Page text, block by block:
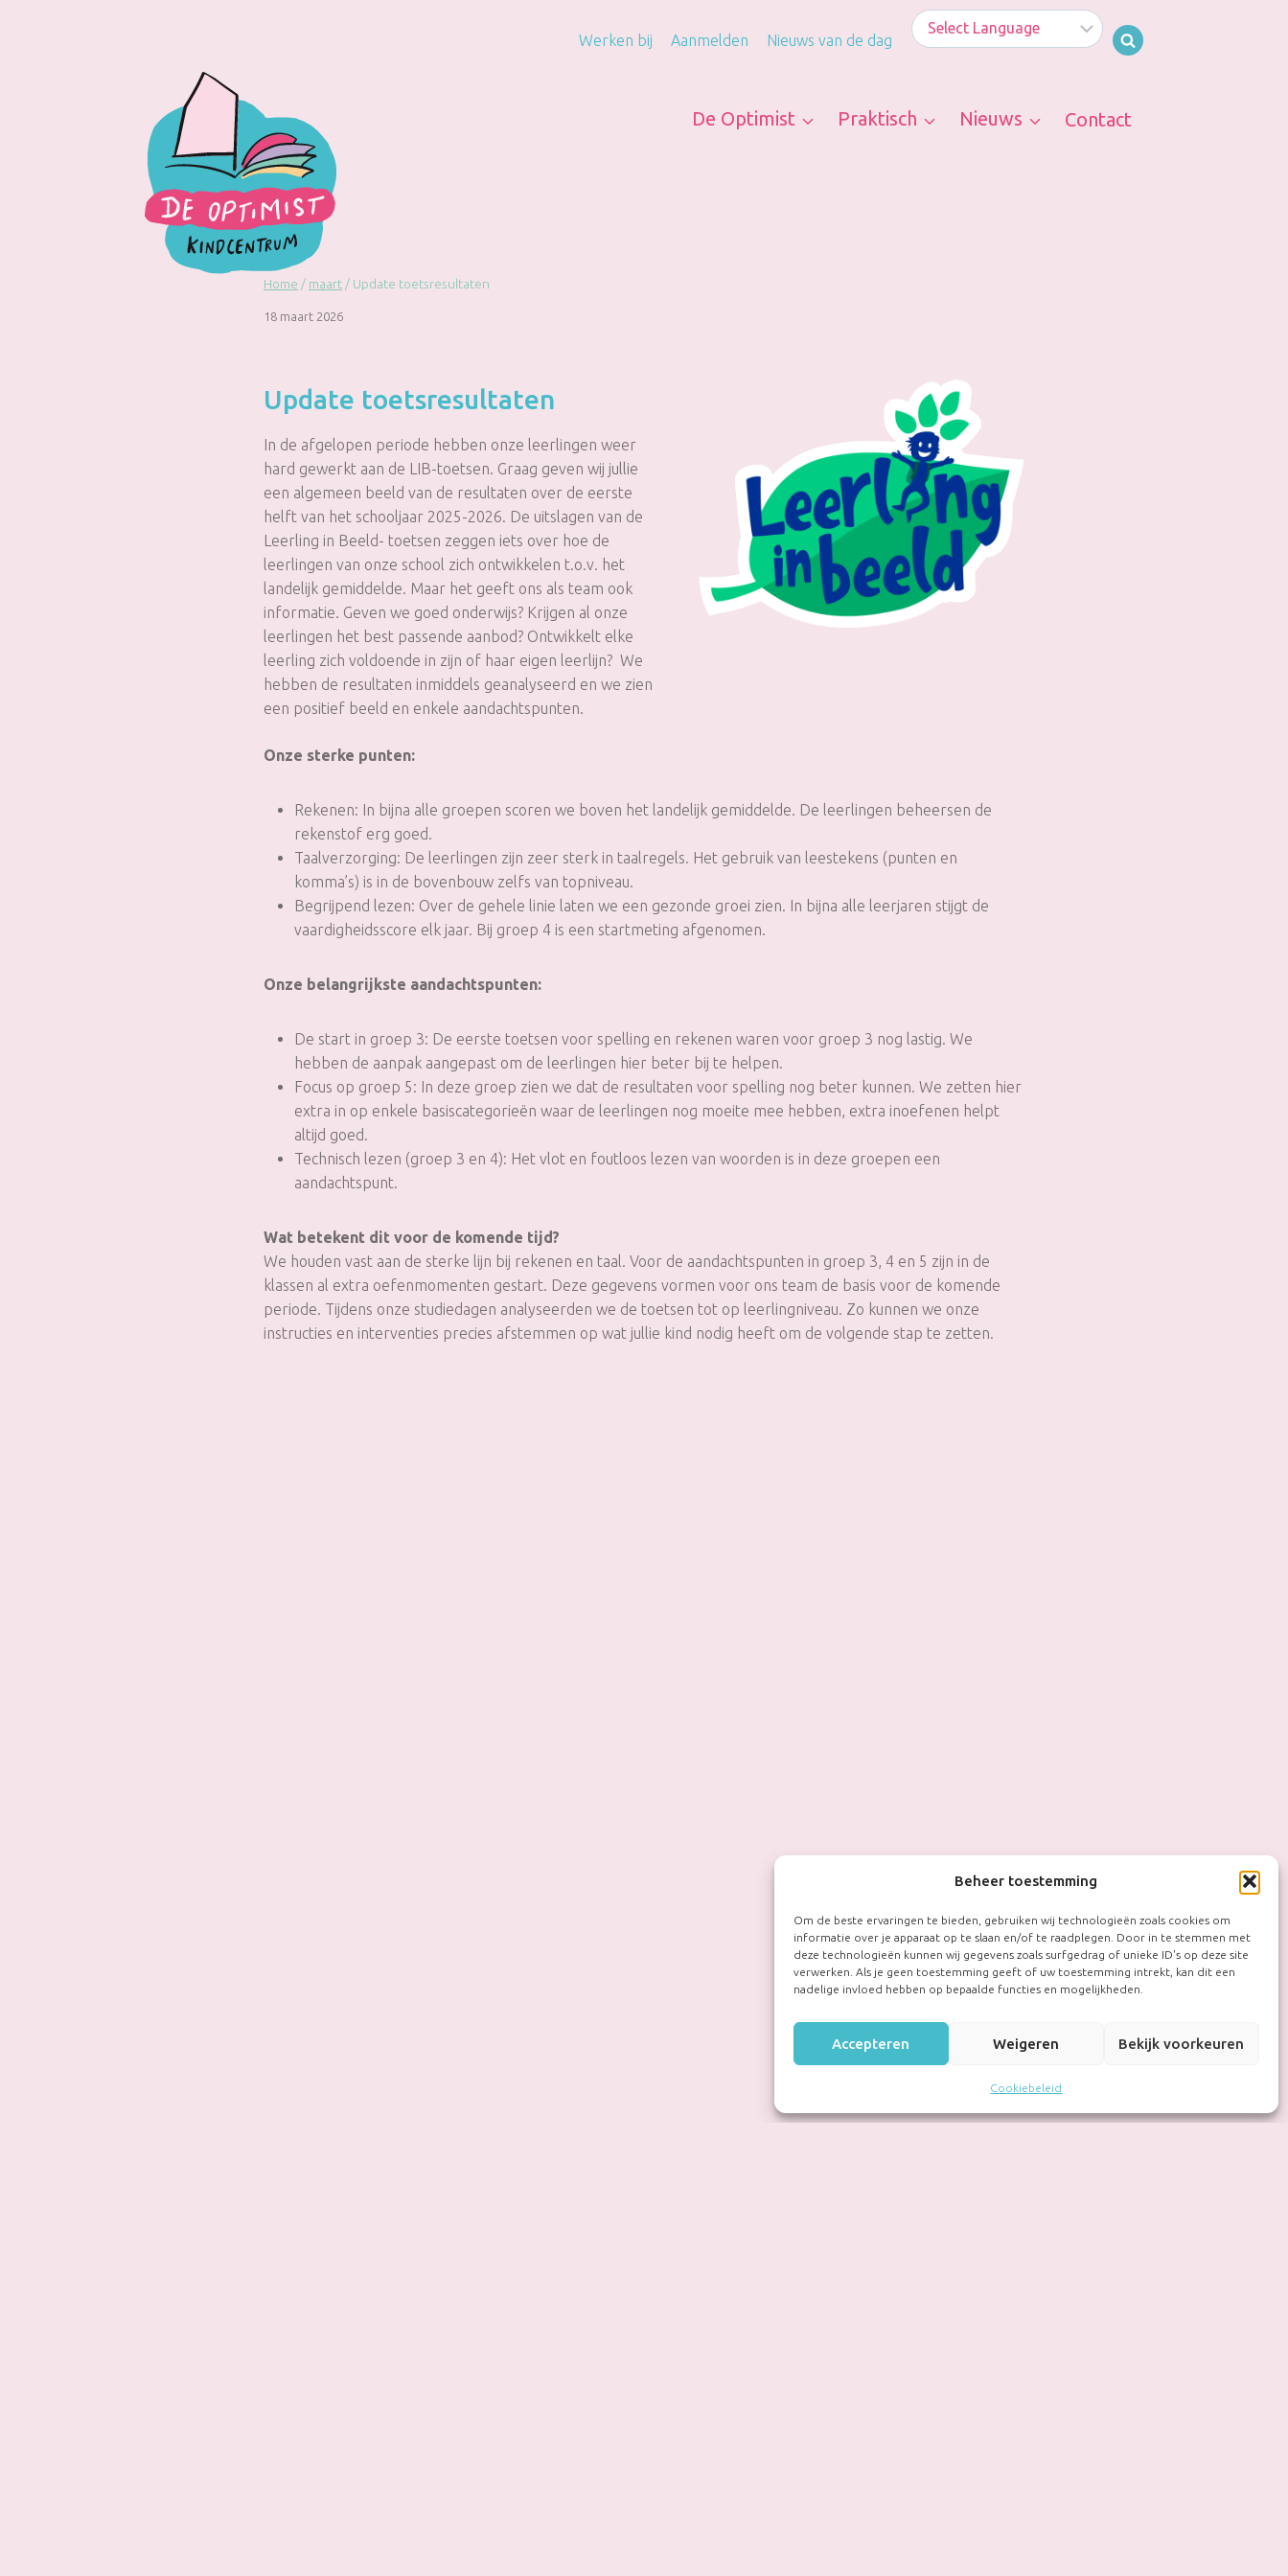
Beheer toestemming
Om de beste ervaringen te bieden, gebruiken wij technologieën zoals cookies om
informatie over je apparaat op te slaan en/of te raadplegen. Door in te stemmen met
deze technologieën kunnen wij gegevens zoals surfgedrag of unieke ID's op deze site
verwerken. Als je geen toestemming geeft of uw toestemming intrekt, kan dit een
nadelige invloed hebben op bepaalde functies en mogelijkheden.
Accepteren Weigeren Bekijk voorkeuren
Cookiebeleid
Werken bij Aanmelden
Nieuws van de dag
De Optimist Praktisch Nieuws Contact
Home / maart / Update toetsresultaten
18 maart 2026
Update toetsresultaten
In de afgelopen periode hebben onze leerlingen weer
hard gewerkt aan de LIB-toetsen. Graag geven wij jullie
een algemeen beeld van de resultaten over de eerste
helft van het schooljaar 2025-2026. De uitslagen van de
Leerling in Beeld- toetsen zeggen iets over hoe de
leerlingen van onze school zich ontwikkelen t.o.v. het
landelijk gemiddelde. Maar het geeft ons als team ook
informatie. Geven we goed onderwijs? Krijgen al onze
leerlingen het best passende aanbod? Ontwikkelt elke
leerling zich voldoende in zijn of haar eigen leerlijn? We
hebben de resultaten inmiddels geanalyseerd en we zien
een positief beeld en enkele aandachtspunten.
Onze sterke punten:
Rekenen: In bijna alle groepen scoren we boven het landelijk gemiddelde. De leerlingen beheersen de
rekenstof erg goed.
Taalverzorging: De leerlingen zijn zeer sterk in taalregels. Het gebruik van leestekens (punten en
komma’s) is in de bovenbouw zelfs van topniveau.
Begrijpend lezen: Over de gehele linie laten we een gezonde groei zien. In bijna alle leerjaren stijgt de
vaardigheidsscore elk jaar. Bij groep 4 is een startmeting afgenomen.
Onze belangrijkste aandachtspunten:
De start in groep 3: De eerste toetsen voor spelling en rekenen waren voor groep 3 nog lastig. We
hebben de aanpak aangepast om de leerlingen hier beter bij te helpen.
Focus op groep 5: In deze groep zien we dat de resultaten voor spelling nog beter kunnen. We zetten hier
extra in op enkele basiscategorieën waar de leerlingen nog moeite mee hebben, extra inoefenen helpt
altijd goed.
Technisch lezen (groep 3 en 4): Het vlot en foutloos lezen van woorden is in deze groepen een
aandachtspunt.
Wat betekent dit voor de komende tijd?
We houden vast aan de sterke lijn bij rekenen en taal. Voor de aandachtspunten in groep 3, 4 en 5 zijn in de
klassen al extra oefenmomenten gestart. Deze gegevens vormen voor ons team de basis voor de komende
periode. Tijdens onze studiedagen analyseerden we de toetsen tot op leerlingniveau. Zo kunnen we onze
instructies en interventies precies afstemmen op wat jullie kind nodig heeft om de volgende stap te zetten.